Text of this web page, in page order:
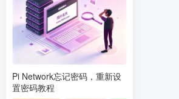
Pi Network忘记密码，重新设
置密码教程